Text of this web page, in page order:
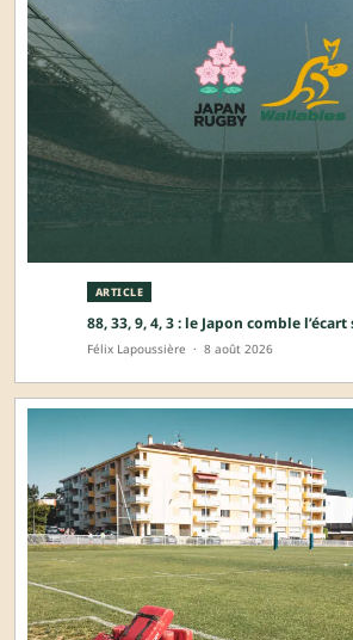
ARTICLE
88, 33, 9, 4, 3 : le Japon comble
Félix Lapoussière · 8 août 2026